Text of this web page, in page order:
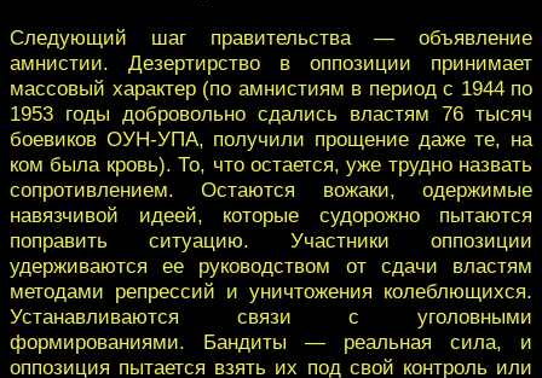
Следующий шаг правительства — объявление
амнистии. Дезертирство в оппозиции принимает
массовый характер (по амнистиям в период с 1944 по
1953 годы добровольно сдались властям 76 тысяч
боевиков ОУН-УПА, получили прощение даже те, на
ком была кровь). То, что остается, уже трудно назвать
сопротивлением. Остаются вожаки, одержимые
навязчивой идеей, которые судорожно пытаются
поправить ситуацию. Участники оппозиции
удерживаются ее руководством от сдачи властям
методами репрессий и уничтожения колеблющихся.
Устанавливаются связи с уголовными
формированиями. Бандиты — реальная сила, и
оппозиция пытается взять их под свой контроль или